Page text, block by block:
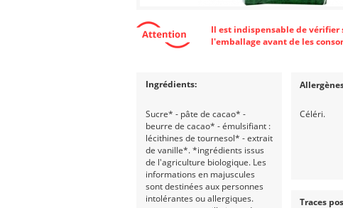
Il est indispensable de
l'emballage avant de les
Ingrédients:
Sucre* - pâte de cacao* -
beurre de cacao* - émulsifiant :
lécithines de tournesol* - extrait
de vanille*. *ingrédients issus
de l'agriculture biologique. Les
informations en majuscules
sont destinées aux personnes
intolérantes ou allergiques.
Céléri.
Traces